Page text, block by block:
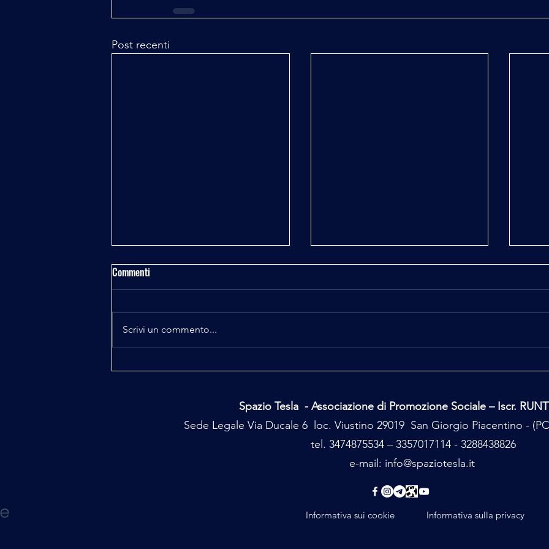
Post recenti
Majorana e Pelizza il Codice
Commenti
Scrivi un commento...
Spazio Tesla - Associazione di Promozione Sociale – Iscr.
Sede Legale Via Ducale 6 loc. Viustino 29019 San Giorgio Piacentino -
tel. 3474875534 – 3357017114 - 3288438826
e-mail: info@spaziotesla.it
Informativa sui cookie Informativa sulla privacy